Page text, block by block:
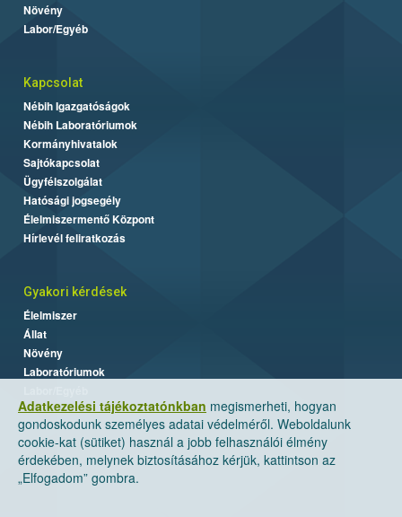
Adatkezelési tájékoztatónkban megismerheti, hogyan
gondoskodunk személyes adatai védelméről. Weboldalunk
cookie-kat (sütiket) használ a jobb felhasználói élmény
érdekében, melynek biztosításához kérjük, kattintson az
„Elfogadom” gombra.
Növény
Labor/Egyéb
Kapcsolat
Nébih Igazgatóságok
Nébih Laboratóriumok
Kormányhivatalok
Sajtókapcsolat
Ügyfélszolgálat
Hatósági jogsegély
Élelmiszermentő Központ
Hírlevél feliratkozás
Gyakori kérdések
Élelmiszer
Állat
Növény
Laboratóriumok